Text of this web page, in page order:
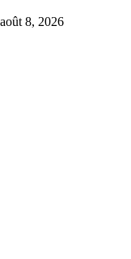
août 8, 2026